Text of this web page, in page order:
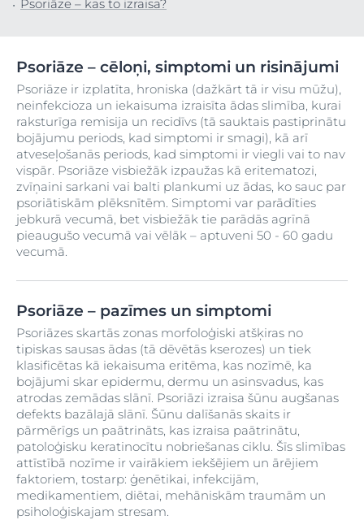
Psoriāze – kas to izraisa?
Psoriāze – cēloņi, simptomi un risinājumi
Psoriāze ir izplatīta, hroniska (dažkārt tā ir visu mūžu),
neinfekcioza un iekaisuma izraisīta ādas slimība, kurai
raksturīga remisija un recidīvs (tā sauktais pastiprinātu
bojājumu periods, kad simptomi ir smagi), kā arī
atveseļošanās periods, kad simptomi ir viegli vai to nav
vispār. Psoriāze visbiežāk izpaužas kā eritematozi,
zvīņaini sarkani vai balti plankumi uz ādas, ko sauc par
psoriātiskām plēksnītēm. Simptomi var parādīties
jebkurā vecumā, bet visbiežāk tie parādās agrīnā
pieaugušo vecumā vai vēlāk – aptuveni 50 - 60 gadu
vecumā.
Psoriāze – pazīmes un simptomi
Psoriāzes skartās zonas morfoloģiski atšķiras no
tipiskas sausas ādas (tā dēvētās kserozes) un tiek
klasificētas kā iekaisuma eritēma, kas nozīmē, ka
bojājumi skar epidermu, dermu un asinsvadus, kas
atrodas zemādas slānī. Psoriāzi izraisa šūnu augšanas
defekts bazālajā slānī. Šūnu dalīšanās skaits ir
pārmērīgs un paātrināts, kas izraisa paātrinātu,
patoloģisku keratinocītu nobriešanas ciklu. Šīs slimības
attīstībā nozīme ir vairākiem iekšējiem un ārējiem
faktoriem, tostarp: ģenētikai, infekcijām,
medikamentiem, diētai, mehāniskām traumām un
psiholoģiskajam stresam.